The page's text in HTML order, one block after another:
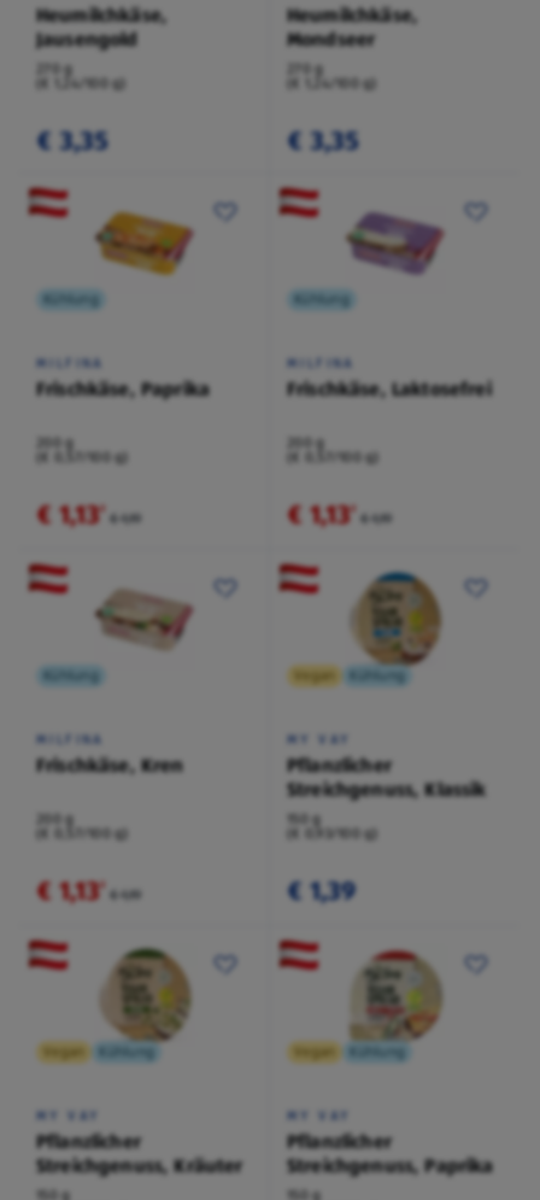
Heumilchkäse,
Jausengold
270 g
(€ 1,24/100 g)
€ 3,35
Heumilchkäse,
Mondseer
270 g
(€ 1,24/100 g)
€ 3,35
Kühlung
MILFINA
Frischkäse, Paprika
200 g
(€ 0,57/100 g)
€ 1,13² € 1,19
Kühlung
MILFINA
Frischkäse, Laktosefrei
200 g
(€ 0,57/100 g)
€ 1,13² € 1,19
Kühlung
MILFINA
Frischkäse, Kren
200 g
(€ 0,57/100 g)
€ 1,13² € 1,19
Vegan Kühlung
MY VAY
Pflanzlicher
Streichgenuss, Klassik
150 g
(€ 0,93/100 g)
€ 1,39
Vegan Kühlung
MY VAY
Pflanzlicher
Streichgenuss, Kräuter
150 g
Vegan Kühlung
MY VAY
Pflanzlicher
Streichgenuss, Paprika
150 g